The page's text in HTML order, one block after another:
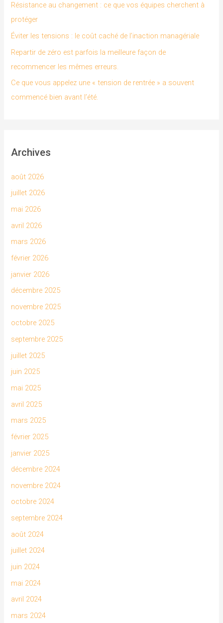
e
r
:
Résistance au changement : ce que vos équipes cherchent à
protéger
Éviter les tensions : le coût caché de l’inaction managériale
Repartir de zéro est parfois la meilleure façon de
recommencer les mêmes erreurs.
Ce que vous appelez une « tension de rentrée » a souvent
commencé bien avant l’été.
Archives
août 2026
juillet 2026
mai 2026
avril 2026
mars 2026
février 2026
janvier 2026
décembre 2025
novembre 2025
octobre 2025
septembre 2025
juillet 2025
juin 2025
mai 2025
avril 2025
mars 2025
février 2025
janvier 2025
décembre 2024
novembre 2024
octobre 2024
septembre 2024
août 2024
juillet 2024
juin 2024
mai 2024
avril 2024
mars 2024